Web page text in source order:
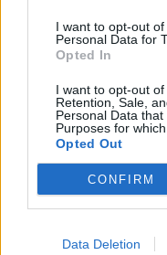
I want to opt-out
Personal Data for
Opted In
I want to opt-out of
Retention, Sale,
Personal Data
Purposes for
Opted Out
CONFIRM
Data Deletion
AZIENDE E MERCATI
Davide Sechi
Dal lusso circolare
Lenush Saf
impresa e musica